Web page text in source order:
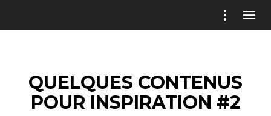
QUELQUES CONTENUS
POUR INSPIRATION #2